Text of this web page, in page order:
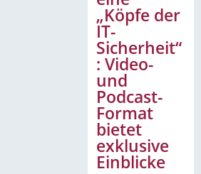
„Köpfe der
IT-
Sicherheit“
: Video-
und
Podcast-
Format
bietet
exklusive
Einblicke